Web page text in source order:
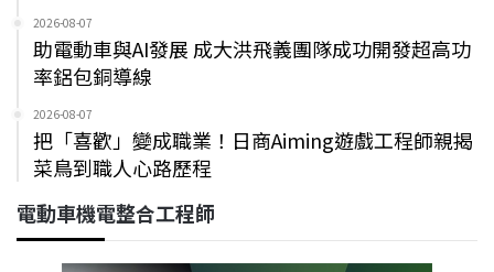
2026-08-07
助電動車與AI發展 成大洪飛義團隊成功開發超高功
率鋁包銅導線
2026-08-07
把「喜歡」變成職業！日商Aiming遊戲工程師親揭
菜鳥到職人心路歷程
電動車機電整合工程師